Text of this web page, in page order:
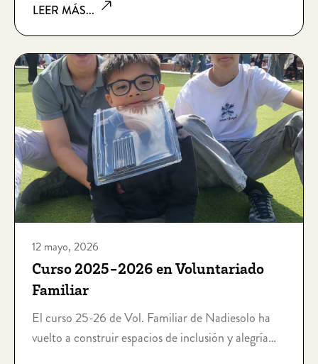
LEER MÁS...
12 mayo, 2026
Curso 2025-2026 en Voluntariado
Familiar
El curso 25-26 de Vol. Familiar de Nadiesolo ha
vuelto a construir espacios de inclusión y alegría